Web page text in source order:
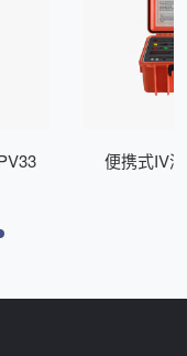
便携式IV